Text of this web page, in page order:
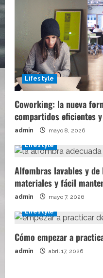
Lifestyle
Coworking: la nueva
compartidos eficientes
admin mayo 8, 2026
Lifestyle
Alfombras lavables y
materiales y fácil
admin mayo 7, 2026
Lifestyle
Cómo empezar a
admin abril 17, 2026